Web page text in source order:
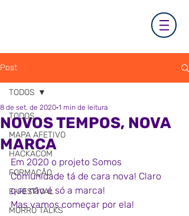
Post
TODOS
MAPA AFETIVO
HACKACOM
FORMAÇÃO
E-FESTIVAL
MORRO TALKS
TODOS
NOVOS TEMPOS, NOVA
MARCA
8 de set. de 2020 1 min de leitura
Em 2020 o projeto Somos
Comunidade tá de cara nova! Claro
que não é só a marca!
Mas vamos começar por ela!